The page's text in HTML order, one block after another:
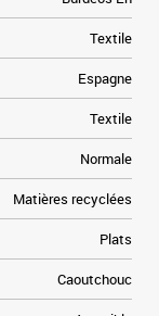
Textile
Espagne
Textile
Normale
Matières recyclées
Plats
Caoutchouc